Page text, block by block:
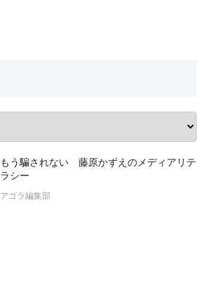
もう騙されない 藤原かずえのメディアリテ
ラシー
アゴラ編集部